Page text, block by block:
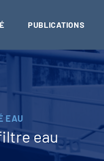
PUBLICATIONS
EAU
eau